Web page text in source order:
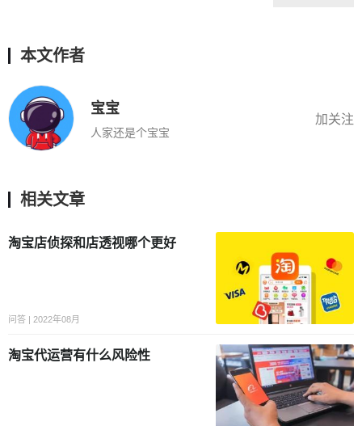
本文作者
宝宝
人家还是个宝宝
加关注
相关文章
淘宝店侦探和店透视哪个更好
问答 | 2022年08月
淘宝代运营有什么风险性